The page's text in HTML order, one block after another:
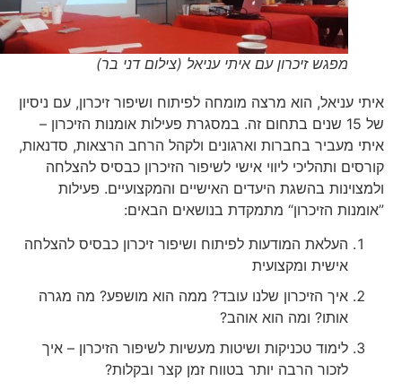
מפגש זיכרון עם איתי עניאל (צילום דני בר)
איתי עניאל, הוא מרצה מומחה לפיתוח ושיפור זיכרון, עם ניסיון
של 15 שנים בתחום זה. במסגרת פעילות אומנות הזיכרון –
איתי מעביר בחברות וארגונים ולקהל הרחב הרצאות, סדנאות,
קורסים ותהליכי ליווי אישי לשיפור הזיכרון כבסיס להצלחה
ולמצוינות בהשגת היעדים האישיים והמקצועיים. פעילות
”אומנות הזיכרון“ מתמקדת בנושאים הבאים:
העלאת המודעות לפיתוח ושיפור זיכרון כבסיס להצלחה
אישית ומקצועית
איך הזיכרון שלנו עובד? ממה הוא מושפע? מה מגרה
אותו? ומה הוא אוהב?
לימוד טכניקות ושיטות מעשיות לשיפור הזיכרון – איך
לזכור הרבה יותר בטווח זמן קצר ובקלות?